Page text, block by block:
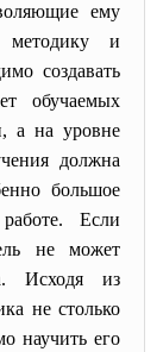
ему
методику и
создавать
обучаемых
а на уровне
должна
большое
Если
не может
Исходя из
не столько
научить его